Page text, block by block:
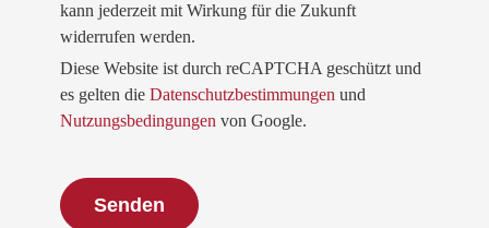
kann jederzeit mit Wirkung für die Zukunft
widerrufen werden.
Diese Website ist durch reCAPTCHA geschützt und
es gelten die Datenschutzbestimmungen und
Nutzungsbedingungen von Google.